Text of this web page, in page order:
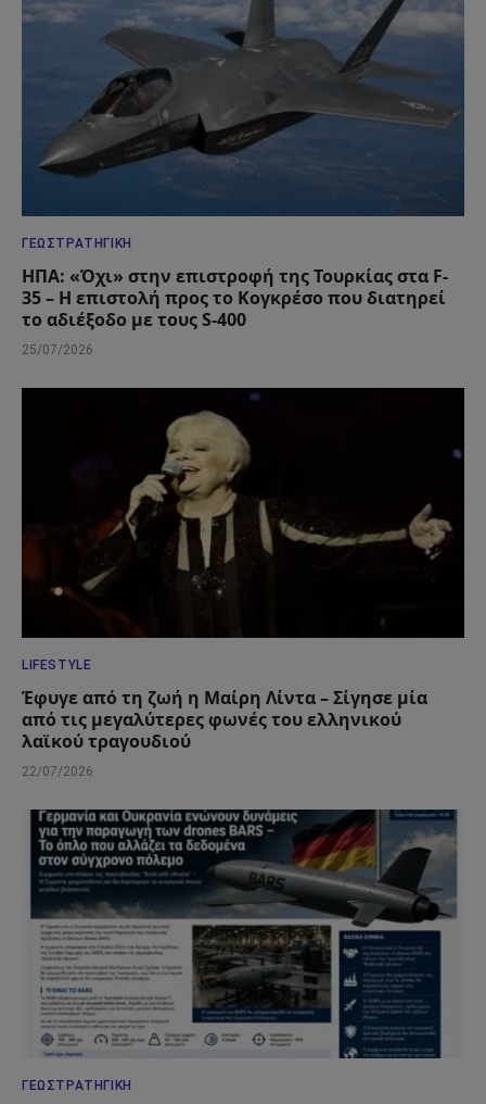
ΓΕΩΣΤΡΑΤΗΓΙΚΉ
ΗΠΑ: «Όχι» στην επιστροφή της Τουρκίας στα F-
35 – Η επιστολή προς το Κογκρέσο που διατηρεί
το αδιέξοδο με τους S-400
25/07/2026
LIFESTYLE
Έφυγε από τη ζωή η Μαίρη Λίντα – Σίγησε μία
από τις μεγαλύτερες φωνές του ελληνικού
λαϊκού τραγουδιού
22/07/2026
ΓΕΩΣΤΡΑΤΗΓΙΚΉ